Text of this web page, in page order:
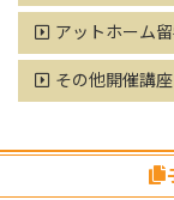
アットホーム
その他開催講座